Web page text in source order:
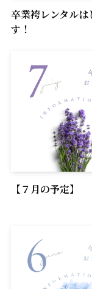
卒業袴レンタルは
す！
【７月の予定】